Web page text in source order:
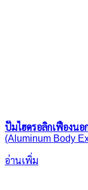
ปั๊มไฮดรอลิกเฟืองนอ
(Aluminum Body
อ่านเพิ่ม